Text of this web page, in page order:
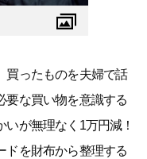
買ったものを夫婦で話
要な買い物を意識する
が無理なく1万円減！
ドを財布から整理する